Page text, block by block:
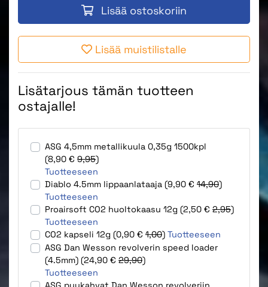
Lisää ostoskoriin
Lisää muistilistalle
Lisätarjous tämän tuotteen
ostajalle!
ASG 4,5mm metallikuula 0,35g 1500kpl
(8,90 € 9,95)
Tuotteeseen
Diablo 4.5mm lippaanlataaja (9,90 € 14,90)
Tuotteeseen
Proairsoft CO2 huoltokaasu 12g (2,50 € 2,95)
Tuotteeseen
CO2 kapseli 12g (0,90 € 1,00) Tuotteeseen
ASG Dan Wesson revolverin speed loader
(4.5mm) (24,90 € 29,90)
Tuotteeseen